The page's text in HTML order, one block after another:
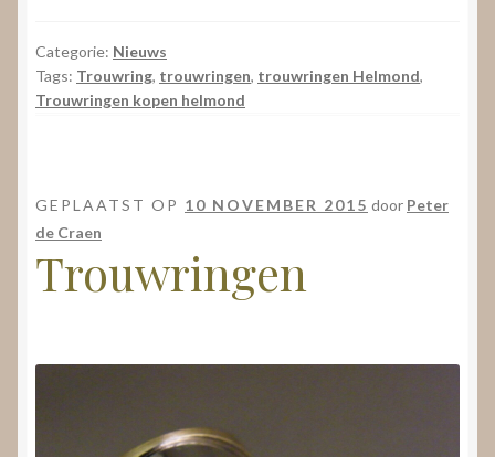
Categorie: Nieuws
Tags: Trouwring, trouwringen, trouwringen Helmond,
Trouwringen kopen helmond
GEPLAATST OP 10 NOVEMBER 2015 door Peter
de Craen
Trouwringen